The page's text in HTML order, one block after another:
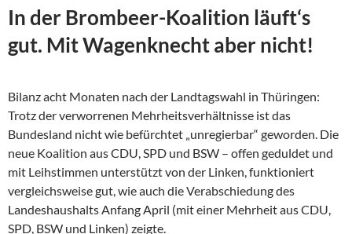
In der Brombeer-Koalition läuft‘s
gut. Mit Wagenknecht aber nicht!
Bilanz acht Monaten nach der Landtagswahl in Thüringen:
Trotz der verworrenen Mehrheitsverhältnisse ist das
Bundesland nicht wie befürchtet „unregierbar“ geworden. Die
neue Koalition aus CDU, SPD und BSW – offen geduldet und
mit Leihstimmen unterstützt von der Linken, funktioniert
vergleichsweise gut, wie auch die Verabschiedung des
Landeshaushalts Anfang April (mit einer Mehrheit aus CDU,
SPD, BSW und Linken) zeigte.